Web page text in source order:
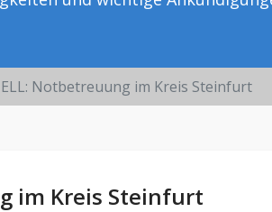
Notbetreuung im Kreis Steinfurt
im Kreis Steinfurt